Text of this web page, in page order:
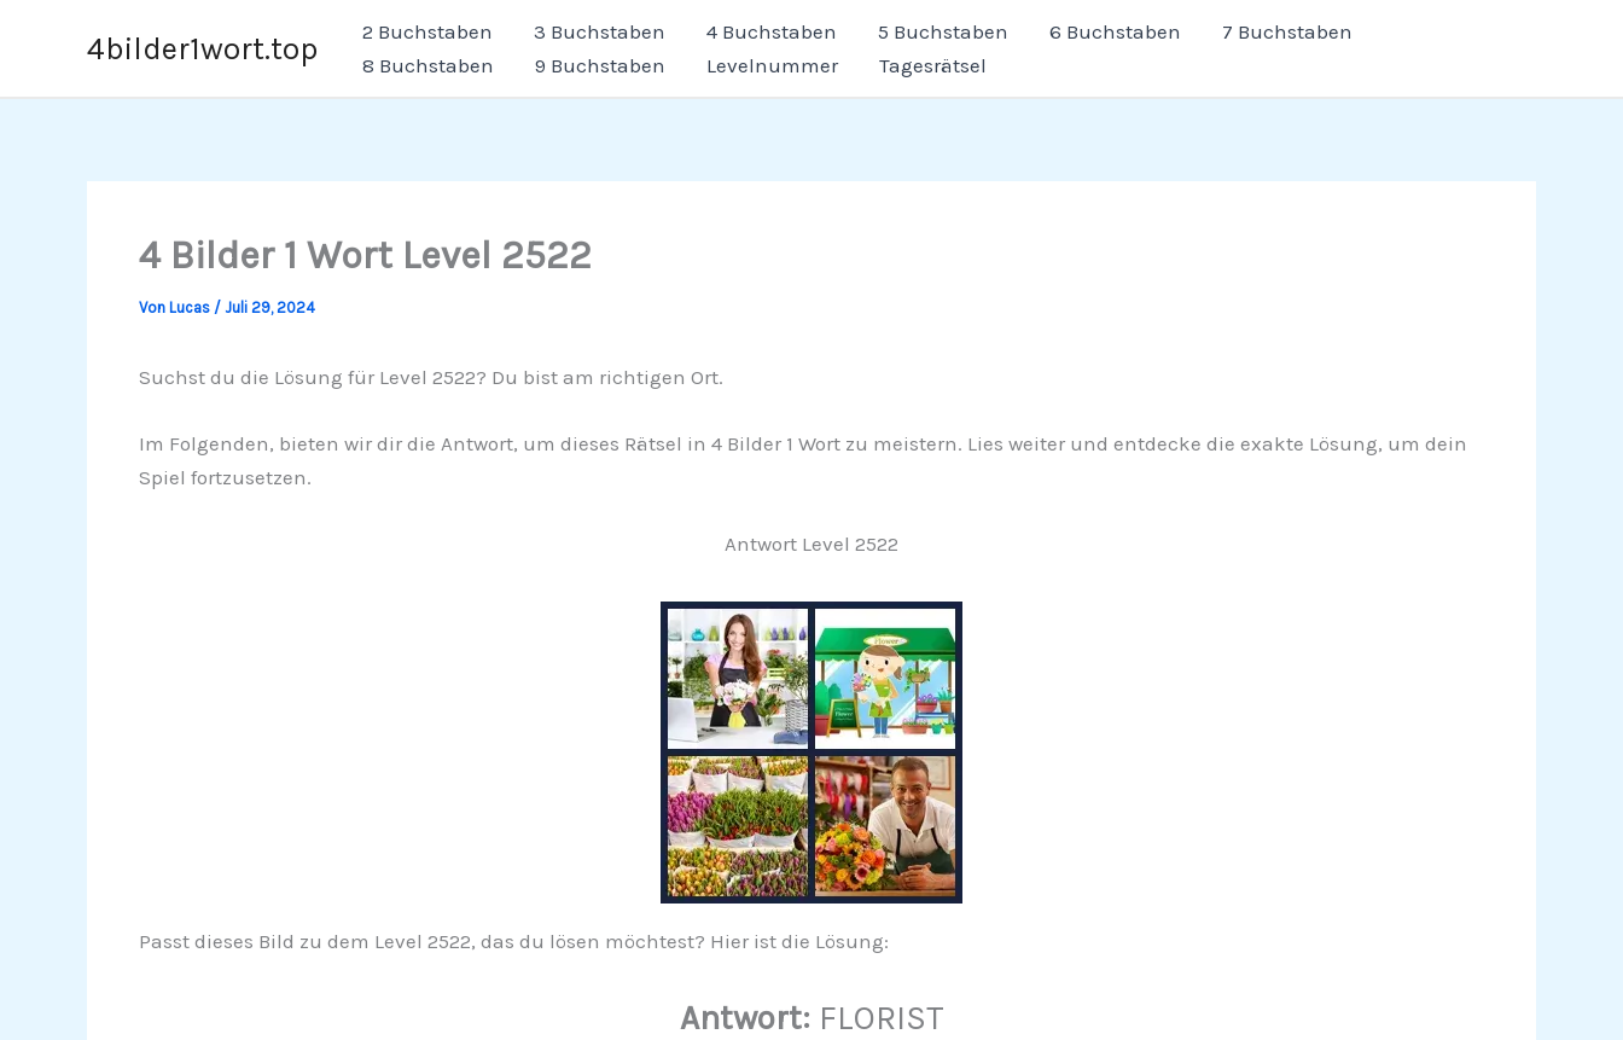
4bilder1wort.top 2 Buchstaben 3 Buchstaben 4 Buchstaben 5 Buchstaben 6 Buchstaben
7 Buchstaben
8 Buchstaben
9 Buchstaben Levelnummer Tagesrätsel
4 Bilder 1 Wort Level 2522
Von Lucas / Juli 29, 2024
Suchst du die Lösung für Level 2522? Du bist am richtigen Ort.
Im Folgenden, bieten wir dir die Antwort, um dieses Rätsel in 4 Bilder 1 Wort zu meistern. Lies weiter und entdecke die exakte Lösung, um dein
Spiel fortzusetzen.
Antwort Level 2522
Passt dieses Bild zu dem Level 2522, das du lösen möchtest? Hier ist die Lösung:
Antwort: FLORIST